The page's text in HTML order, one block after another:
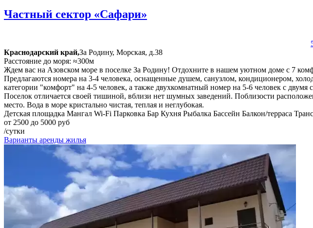
Частный сектор «Сафари»
Краснодарский край,За Родину, Морская, д.38
Расстояние до моря: ≈300м
Ждем вас на Азовском море в поселке За Родину! Отдохните в нашем уютном доме с 7
Предлагаются номера на 3-4 человека, оснащенные душем, санузлом, кондиционером,
категории "комфорт" на 4-5 человек, а также двухкомнатный номер на 5-6 человек с
Поселок отличается своей тишиной, вблизи нет шумных заведений. Поблизости
место. Вода в море кристально чистая, теплая и неглубокая.
Детская площадка Мангал Wi-Fi Парковка Бар Кухня Рыбалка Бассейн Балкон/терраса
от 2500 до 5000 руб
/сутки
Варианты аренды жилья